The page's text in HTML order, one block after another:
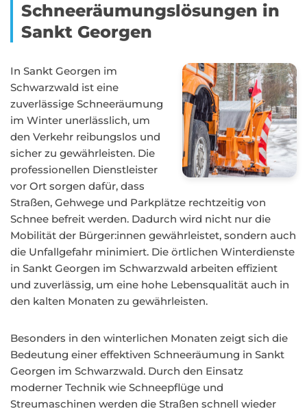
Schneeräumungslösungen in
Sankt Georgen
In Sankt Georgen im
Schwarzwald ist eine
zuverlässige Schneeräumung
im Winter unerlässlich, um
den Verkehr reibungslos und
sicher zu gewährleisten. Die
professionellen Dienstleister
vor Ort sorgen dafür, dass
Straßen, Gehwege und Parkplätze rechtzeitig von
Schnee befreit werden. Dadurch wird nicht nur die
Mobilität der Bürger:innen gewährleistet, sondern auch
die Unfallgefahr minimiert. Die örtlichen Winterdienste
in Sankt Georgen im Schwarzwald arbeiten effizient
und zuverlässig, um eine hohe Lebensqualität auch in
den kalten Monaten zu gewährleisten.
Besonders in den winterlichen Monaten zeigt sich die
Bedeutung einer effektiven Schneeräumung in Sankt
Georgen im Schwarzwald. Durch den Einsatz
moderner Technik wie Schneepflüge und
Streumaschinen werden die Straßen schnell wieder